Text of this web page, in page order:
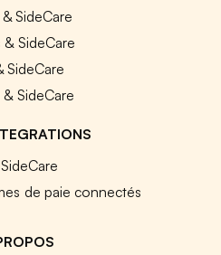
SideCare
& SideCare
SideCare
& SideCare
de paie connectés